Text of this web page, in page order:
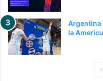
Argentina
la